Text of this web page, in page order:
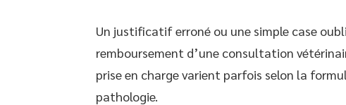
Un justificatif erroné ou une simple case
remboursement d’une consultation
prise en charge varient parfois selon la
pathologie.